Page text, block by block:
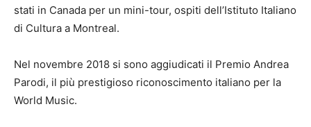
stati in Canada per un mini-tour, ospiti dell’Istituto Italiano
di Cultura a Montreal.
Nel novembre 2018 si sono aggiudicati il Premio Andrea
Parodi, il più prestigioso riconoscimento italiano per la
World Music.